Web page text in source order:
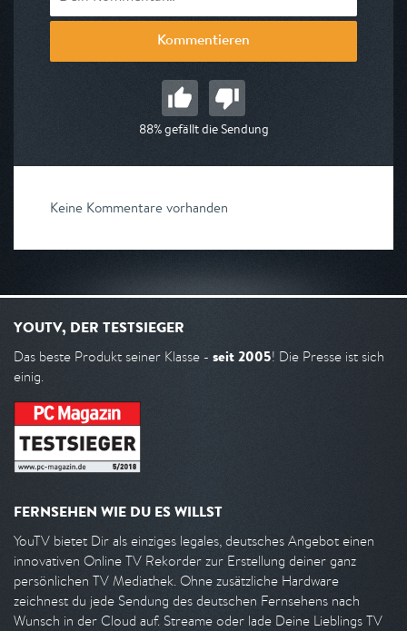
Kommentieren
88% gefällt die Sendung
Keine Kommentare vorhanden
YOUTV, DER TESTSIEGER
Das beste Produkt seiner Klasse - seit 2005! Die Presse ist sich
einig.
FERNSEHEN WIE DU ES WILLST
YouTV bietet Dir als einziges legales, deutsches Angebot einen
innovativen Online TV Rekorder zur Erstellung deiner ganz
persönlichen TV Mediathek. Ohne zusätzliche Hardware
zeichnest du jede Sendung des deutschen Fernsehens nach
Wunsch in der Cloud auf. Streame oder lade Deine Lieblings TV